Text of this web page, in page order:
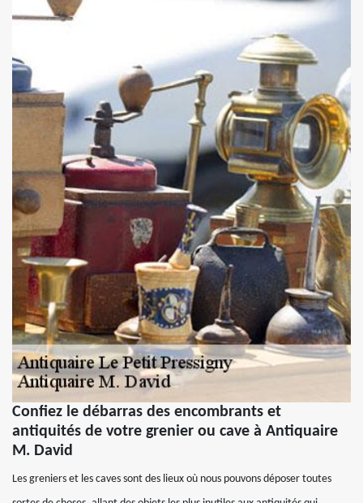
Confiez le débarras des encombrants et
antiquités de votre grenier ou cave à Antiquaire
M. David
Les greniers et les caves sont des lieux où nous pouvons déposer toutes